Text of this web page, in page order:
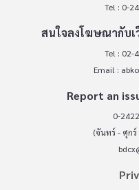
Tel : 0-
สนใจลงโฆษณากับเ
Tel : 02-
Email :
Report an
0-
(จันทร์ - ศุกร์